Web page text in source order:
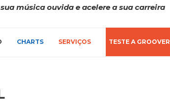
sua música ouvida e acelere a sua carreira
CHARTS SERVIÇOS TESTE A GROOVER